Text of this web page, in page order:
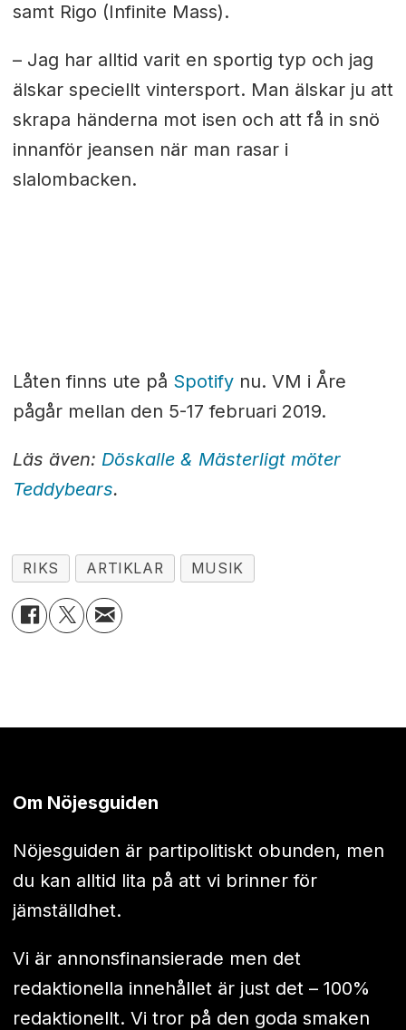
samt Rigo (Infinite Mass).
– Jag har alltid varit en sportig typ och jag
älskar speciellt vintersport. Man älskar ju att
skrapa händerna mot isen och att få in snö
innanför jeansen när man rasar i
slalombacken.
Låten finns ute på Spotifynu. VM i Åre
pågår mellan den 5-17 februari 2019.
Läs även: Döskalle & Mästerligt möter
Teddybears.
RIKS ARTIKLAR MUSIK
Om Nöjesguiden
Nöjesguiden är partipolitiskt obunden, men
du kan alltid lita på att vi brinner för
jämställdhet.
Vi är annonsfinansierade men det
redaktionella innehållet är just det – 100%
redaktionellt. Vi tror på den goda smaken